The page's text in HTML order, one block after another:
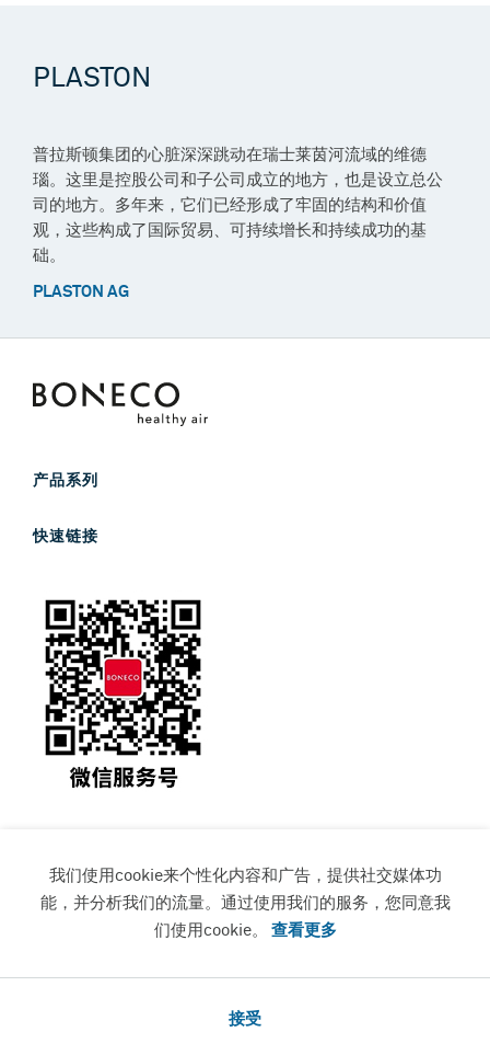
PLASTON
普拉斯顿集团的心脏深深跳动在瑞士莱茵河流域的维德
瑙。这里是控股公司和子公司成立的地方，也是设立总公
司的地方。多年来，它们已经形成了牢固的结构和价值
观，这些构成了国际贸易、可持续增长和持续成功的基
础。
PLASTON AG
产品系列
耗材
快速链接
咨询顾问
服务
关于我们
Copyright © 2022-2025 青岛润净康居环境技术有限公
浙公网安备33049802000315号
我们使用cookie来个性化内容和广告，提供社交媒体功
能，并分析我们的流量。通过使用我们的服务，您同意我
们使用cookie。 查看更多
接受